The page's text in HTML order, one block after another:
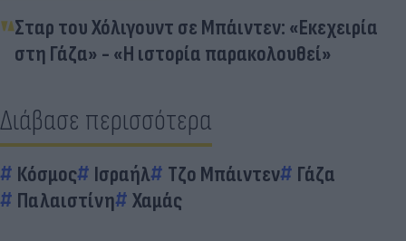
Σταρ του Χόλιγουντ σε Μπάιντεν: «Εκεχειρία
στη Γάζα» - «Η ιστορία παρακολουθεί»
Διάβασε περισσότερα
Κόσμος Ισραήλ Τζο Μπάιντεν
Γάζα
Παλαιστίνη
Χαμάς